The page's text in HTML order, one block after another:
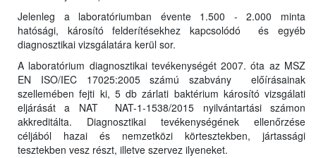
Jelenleg a laboratóriumban évente 1.500 - 2.000 minta
hatósági, károsító felderítésekhez kapcsolódó és egyéb
diagnosztikai vizsgálatára kerül sor.
A laboratórium diagnosztikai tevékenységét 2007. óta az MSZ
EN ISO/IEC 17025:2005 számú szabvány előírásainak
szellemében fejti ki, 5 db zárlati baktérium károsító vizsgálati
eljárását a NAT NAT-1-1538/2015 nyilvántartási számon
akkreditálta. Diagnosztikai tevékenységének ellenőrzése
céljából hazai és nemzetközi körtesztekben, jártassági
tesztekben vesz részt, illetve szervez ilyeneket.